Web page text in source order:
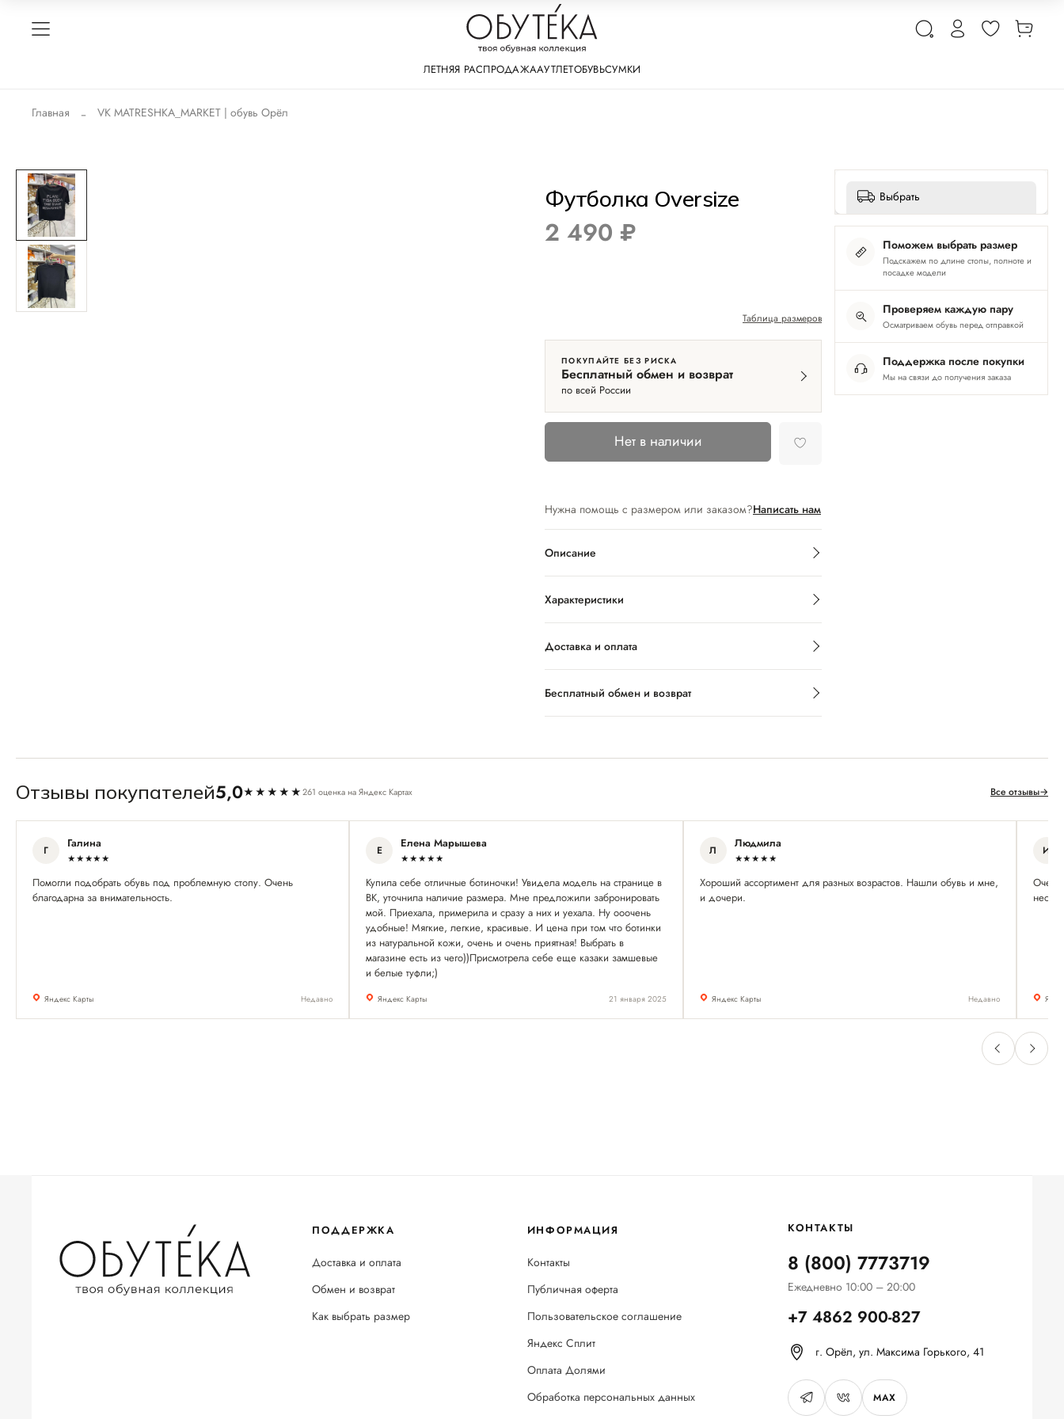
ЛЕТНЯЯ РАСПРОДАЖААУТЛЕТОБУВЬСУМКИ
Главная VK MATRESHKA_MARKET | обувь Орёл
Футболка Oversize
2 490 ₽
Таблица размеров
ПОКУПАЙТЕ БЕЗ РИСКА
Бесплатный обмен и возврат
по всей России
Нет в наличии
Нужна помощь с размером или заказом?Написать нам
Описание
Характеристики
Доставка и оплата
Бесплатный обмен и возврат
Выбрать
Поможем выбрать размер
Подскажем по длине стопы, полноте и
посадке модели
Проверяем каждую пару
Осматриваем обувь перед отправкой
Поддержка после покупки
Мы на связи до получения заказа
Отзывы покупателей5,0★★★★★261 оценка на Яндекс Картах Все отзывы→
Г Галина
★★★★★
Помогли подобрать обувь под проблемную стопу. Очень
благодарна за внимательность.
Яндекс Карты Недавно
Е Елена Марышева
★★★★★
Купила себе отличные ботиночки! Увидела модель на странице в
ВК, уточнила наличие размера. Мне предложили забронировать
мой. Приехала, примерила и сразу а них и уехала. Ну ооочень
удобные! Мягкие, легкие, красивые. И цена при том что ботинки
из натуральной кожи, очень и очень приятная! Выбрать в
магазине есть из чего))Присмотрела себе еще казаки замшевые
и белые туфли;)
Яндекс Карты 21 января 2025
Л Людмила
★★★★★
Хороший ассортимент для разных возрастов. Нашли обувь и мне,
и дочери.
Яндекс Карты Недавно
И
Очень
ПОДДЕРЖКА
Доставка и оплата
Обмен и возврат
Как выбрать размер
ИНФОРМАЦИЯ
Контакты
Публичная оферта
Пользовательское соглашение
Яндекс Сплит
Оплата Долями
Обработка персональных данных
КОНТАКТЫ
8 (800) 7773719
Ежедневно 10:00 – 20:00
+7 4862 900-827
г. Орёл, ул. Максима Горького, 41
MAX